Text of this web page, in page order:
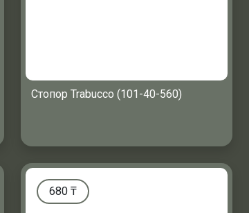
Cтопор Trabucco (101-40-560)
680 ₸